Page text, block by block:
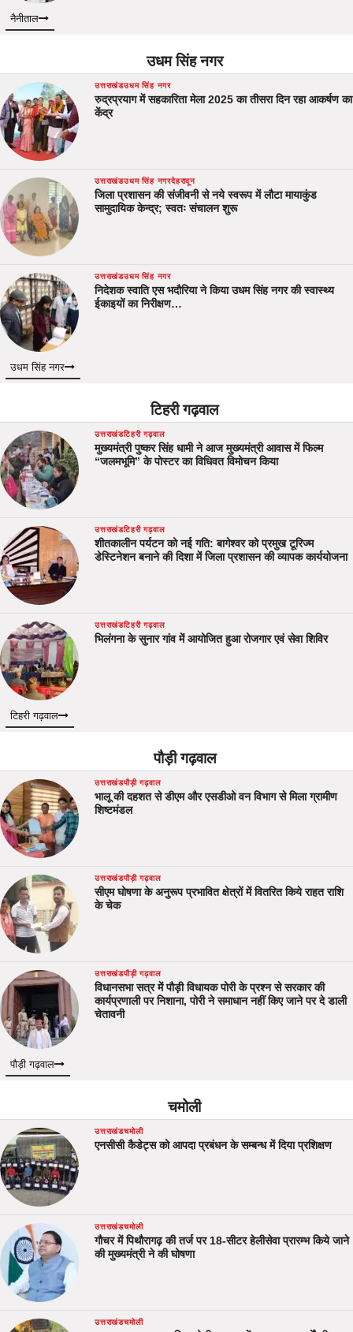
नैनीताल
उधम सिंह नगर
उत्तराखंडउधम सिंह नगर
रुद्रप्रयाग में सहकारिता मेला 2025 का तीसरा दिन रहा आकर्षण का
केंद्र
उत्तराखंडउधम सिंह नगरदेहरादून
जिला प्रशासन की संजीवनी से नये स्वरूप में लौटा मायाकुंड
सामुदायिक केन्द्र; स्वतः संचालन शुरू
उत्तराखंडउधम सिंह नगर
निदेशक स्वाति एस भदौरिया ने किया उधम सिंह नगर की स्वास्थ्य
ईकाइयों का निरीक्षण…
उधम सिंह नगर
टिहरी गढ़वाल
उत्तराखंडटिहरी गढ़वाल
मुख्यमंत्री पुष्कर सिंह धामी ने आज मुख्यमंत्री आवास में फिल्म
“जलमभूमि” के पोस्टर का विधिवत विमोचन किया
उत्तराखंडटिहरी गढ़वाल
शीतकालीन पर्यटन को नई गति: बागेश्वर को प्रमुख टूरिज्म
डेस्टिनेशन बनाने की दिशा में जिला प्रशासन की व्यापक कार्ययोजना
उत्तराखंडटिहरी गढ़वाल
भिलंगना के सुनार गांव में आयोजित हुआ रोजगार एवं सेवा शिविर
टिहरी गढ़वाल
पौड़ी गढ़वाल
उत्तराखंडपौड़ी गढ़वाल
भालू की दहशत से डीएम और एसडीओ वन विभाग से मिला ग्रामीण
शिष्टमंडल
उत्तराखंडपौड़ी गढ़वाल
सीएम घोषणा के अनुरूप प्रभावित क्षेत्रों में वितरित किये राहत राशि
के चेक
उत्तराखंडपौड़ी गढ़वाल
विधानसभा सत्र में पौड़ी विधायक पोरी के प्रश्न से सरकार की
कार्यप्रणाली पर निशाना, पोरी ने समाधान नहीं किए जाने पर दे डाली
चेतावनी
पौड़ी गढ़वाल
चमोली
उत्तराखंडचमोली
एनसीसी कैडेट्स को आपदा प्रबंधन के सम्बन्ध में दिया प्रशिक्षण
उत्तराखंडचमोली
गौचर में पिथौरागढ़ की तर्ज पर 18-सीटर हेलीसेवा प्रारम्भ किये जाने
की मुख्यमंत्री ने की घोषणा
उत्तराखंडचमोली